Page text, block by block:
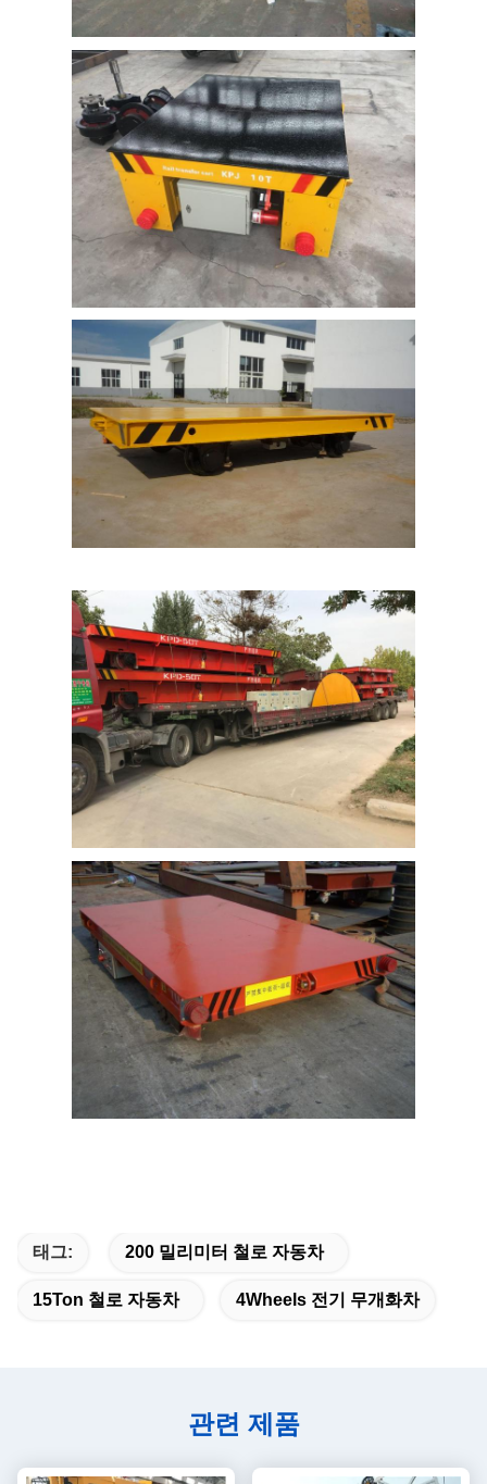
태그: 200 밀리미터 철로 자동차
15Ton 철로 자동차 4Wheels 전기 무개화차
관련 제품